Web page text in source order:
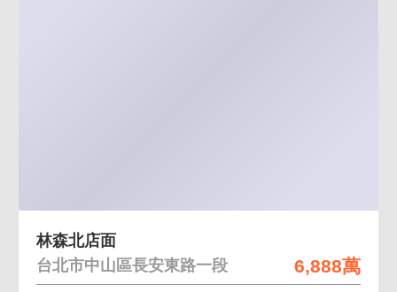
6,888萬
林森北店面
台北市中山區長安東路一段